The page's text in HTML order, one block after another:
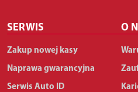
SERWIS
Zakup nowej kasy
Naprawa gwarancyjna
Serwis Auto ID
O